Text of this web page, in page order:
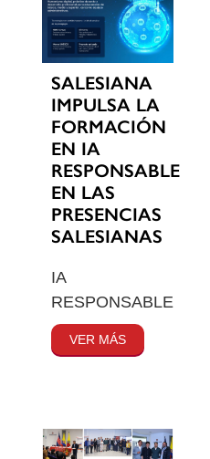
SALESIANA
IMPULSA LA
FORMACIÓN
EN IA
RESPONSABLE
EN LAS
PRESENCIAS
SALESIANAS
IA
RESPONSABLE
VER MÁS